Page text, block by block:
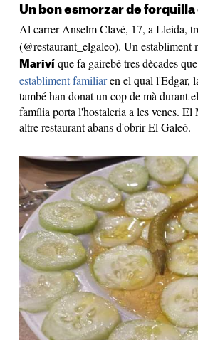
Un bon esmorzar de
Al carrer Anselm Clavé, 17, a Lleida,
(@restaurant_elgaleo). Un
Mariví que fa gairebé tres dècades
establiment familiaren el qual l'Edgar,
també han donat un cop de mà durant
família porta l'hostaleria a les venes.
altre restaurant abans d'obrir El Galeó.